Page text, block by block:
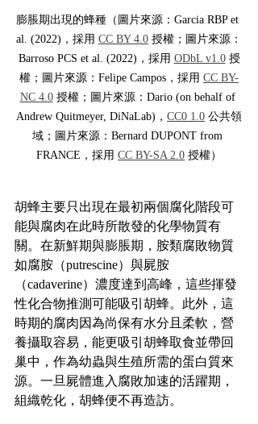
膨脹期出現的蜂種（圖片來源：Garcia RBP et
al. (2022)，採用 CC BY 4.0 授權；圖片來源：
Barroso PCS et al. (2022)，採用 ODbL v1.0 授
權；圖片來源：Felipe Campos，採用 CC BY-
NC 4.0 授權；圖片來源：Dario (on behalf of
Andrew Quitmeyer, DiNaLab)， CC0 1.0 公共領
域；圖片來源：Bernard DUPONT from
FRANCE，採用 CC BY-SA 2.0 授權）
胡蜂主要只出現在最初兩個腐化階段可
能與腐肉在此時所散發的化學物質有
關。在新鮮期與膨脹期，胺類腐敗物質
如腐胺（putrescine）與屍胺
（cadaverine）濃度達到高峰，這些揮發
性化合物推測可能吸引胡蜂。此外，這
時期的腐肉因為尚保有水分且柔軟，營
養攝取容易，能更吸引胡蜂取食並帶回
巢中，作為幼蟲與生殖所需的蛋白質來
源。一旦屍體進入腐敗加速的活躍期，
組織乾化，胡蜂便不再造訪。